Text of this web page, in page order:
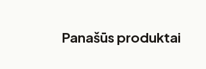
Panašūs produktai